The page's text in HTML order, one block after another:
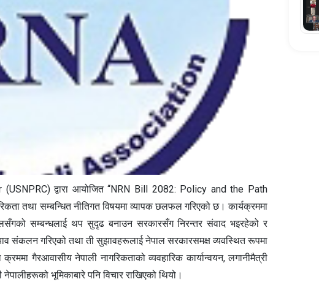
द्वारा आयोजित “NRN Bill 2082: Policy and the Path
तथा सम्बन्धित नीतिगत विषयमा व्यापक छलफल गरिएको छ। कार्यक्रममा
सम्बन्धलाई थप सुदृढ बनाउन सरकारसँग निरन्तर संवाद भइरहेको र
संकलन गरिएको तथा ती सुझावहरूलाई नेपाल सरकारसमक्ष व्यवस्थित रूपमा
गैरआवासीय नेपाली नागरिकताको व्यवहारिक कार्यान्वयन, लगानीमैत्री
भूमिकाबारे पनि विचार राखिएको थियो।